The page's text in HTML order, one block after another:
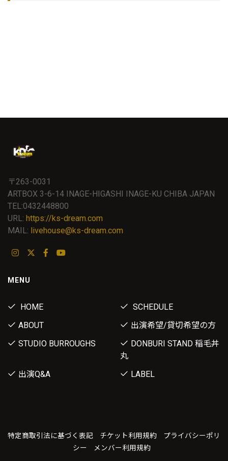
〒263-0031
ARTBOX 3-6-14 INAGE-HIGASHI INAGE-KU CHIBA JAPAN
TEL:0432448800
URL: https://ks-dream.com
MAIL: livehouse@ks-dream.com
MENU
HOME
SCHEDULE
ABOUT
出演希望/貸切希望の方
STUDIO BURROUGHS
DONBURI STAND 稲毛丼
丸
出演Q&A
LABEL
特定商取引法に基づく表記 チケット利用規約
プライバシーポリ
シー
メンバー利用規約